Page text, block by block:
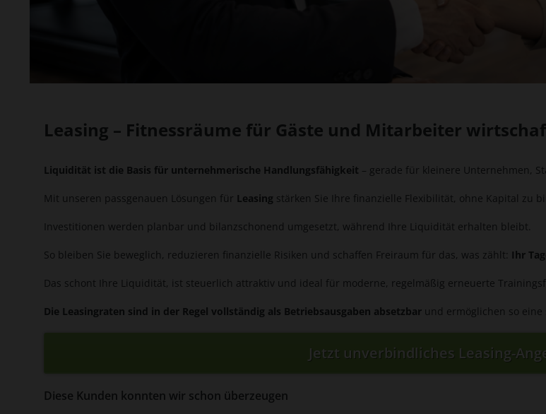
Leasing – Fitnessräume für Gäste und Mitarbeiter
Liquidität ist die Basis für unternehmerische Handlungsfähigkeit – gerade für kleinere Unternehmen,
Mit unseren passgenauen Lösungen für Leasing stärken Sie Ihre finanzielle Flexibilität, ohne Kapital zu
Investitionen werden planbar und bilanzschonend umgesetzt, während Ihre Liquidität erhalten bleibt.
So bleiben Sie beweglich, reduzieren finanzielle Risiken und schaffen Freiraum für das, was zählt: Ihr
Das schont Ihre Liquidität, ist steuerlich attraktiv und ideal für moderne, regelmäßig erneuerte
Die Leasingraten sind in der Regel vollständig als Betriebsausgaben absetzbar und ermöglichen so
Jetzt unverbindliches Leasing-
Diese Kunden konnten wir schon überzeugen